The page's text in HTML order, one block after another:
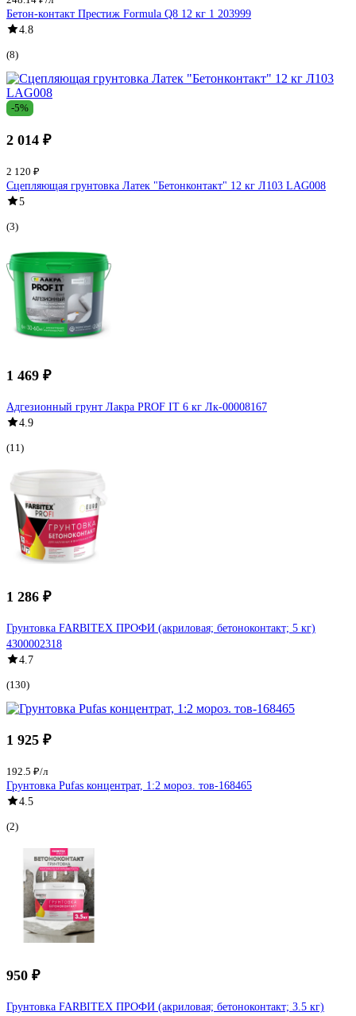
Бетон-контакт Престиж Formula Q8 12 кг 1 203999
4.8
(8)
-5%
2 014 ₽
2 120 ₽
Сцепляющая грунтовка Латек "Бетонконтакт" 12 кг Л103 LAG008
5
(3)
1 469 ₽
Адгезионный грунт Лакра PROF IT 6 кг Лк-00008167
4.9
(11)
1 286 ₽
Грунтовка FARBITEX ПРОФИ (акриловая; бетоноконтакт; 5 кг)
4300002318
4.7
(130)
1 925 ₽
192.5 ₽/л
Грунтовка Pufas концентрат, 1:2 мороз. тов-168465
4.5
(2)
950 ₽
Грунтовка FARBITEX ПРОФИ (акриловая; бетоноконтакт; 3.5 кг)